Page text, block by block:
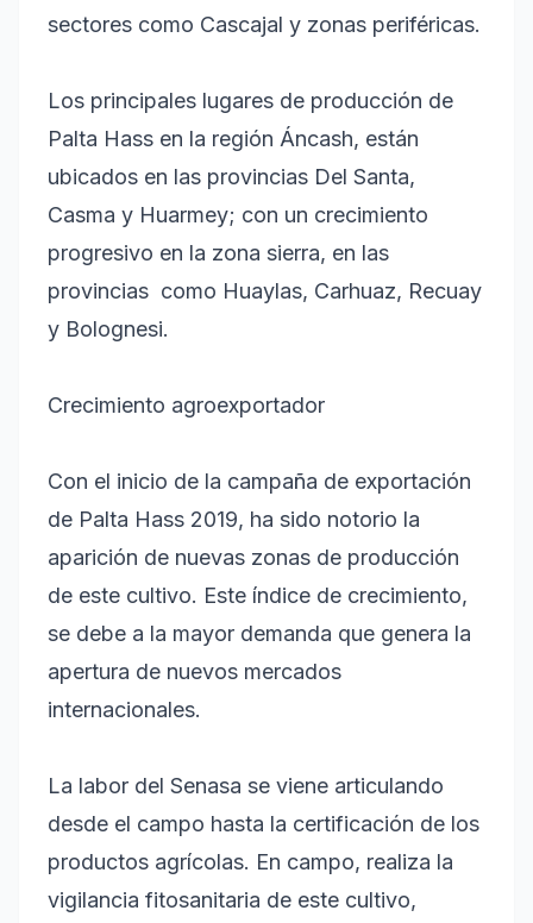
sectores como Cascajal y zonas periféricas.
Los principales lugares de producción de
Palta Hass en la región Áncash, están
ubicados en las provincias Del Santa,
Casma y Huarmey; con un crecimiento
progresivo en la zona sierra, en las
provincias como Huaylas, Carhuaz, Recuay
y Bolognesi.
Crecimiento agroexportador
Con el inicio de la campaña de exportación
de Palta Hass 2019, ha sido notorio la
aparición de nuevas zonas de producción
de este cultivo. Este índice de crecimiento,
se debe a la mayor demanda que genera la
apertura de nuevos mercados
internacionales.
La labor del Senasa se viene articulando
desde el campo hasta la certificación de los
productos agrícolas. En campo, realiza la
vigilancia fitosanitaria de este cultivo,